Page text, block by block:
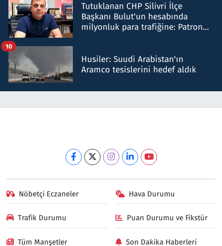
Tutuklanan CHP Silivri İlçe
Başkanı Bulut'un hesabında
milyonluk para trafiğine: Patron
Husiler: Suudi Arabistan'ın
Aramco tesislerini hedef aldık
10
Nöbetçi Eczaneler Hava Durumu
Trafik Durumu Puan Durumu ve Fikstür
Tüm Manşetler Son Dakika Haberleri